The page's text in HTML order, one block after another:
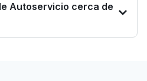
ES
Autoservicio cerca de